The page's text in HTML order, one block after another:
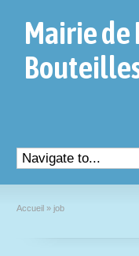
Mairie de
Accueil » job